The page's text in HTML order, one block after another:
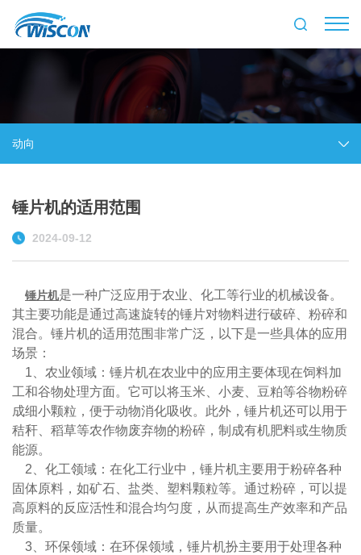
动向
锤片机的适用范围
2024-09-12
锤片机是一种广泛应用于农业、化工等行业的机械设备。
其主要功能是通过高速旋转的锤片对物料进行破碎、粉碎和
混合。锤片机的适用范围非常广泛，以下是一些具体的应用
场景：
1、农业领域：锤片机在农业中的应用主要体现在饲料加
工和谷物处理方面。它可以将玉米、小麦、豆粕等谷物粉碎
成细小颗粒，便于动物消化吸收。此外，锤片机还可以用于
秸秆、稻草等农作物废弃物的粉碎，制成有机肥料或生物质
能源。
2、化工领域：在化工行业中，锤片机主要用于粉碎各种
固体原料，如矿石、盐类、塑料颗粒等。通过粉碎，可以提
高原料的反应活性和混合均匀度，从而提高生产效率和产品
质量。
3、环保领域：在环保领域，锤片机扮主要用于处理各种